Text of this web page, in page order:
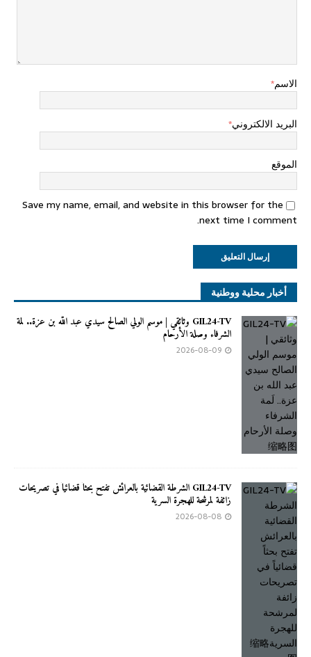
الاسم*
البريد الالكتروني*
الموقع
Save my name, email, and website in this browser for the
next time I comment.
أخبار محلية ووطنية
GIL24-TV وثائقي | موسم الولي الصالح سيدي عبد الله بن عزة.. لَمة
الشرفاء وصلة الأرحام
2026-08-09
GIL24-TV الشرطة القضائية بالعرائش تفتح بحثاً قضائياً في تصريحات
زائفة لمرشحة للهجرة السرية
2026-08-08